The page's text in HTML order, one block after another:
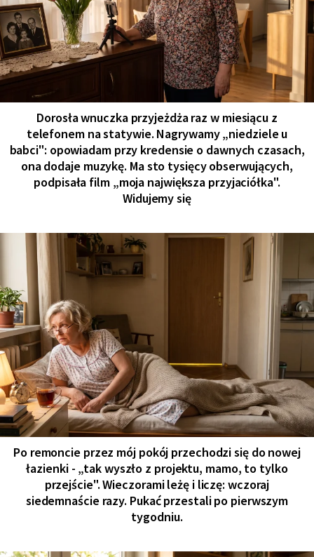
Dorosła wnuczka przyjeżdża raz w miesiącu z
telefonem na statywie. Nagrywamy „niedziele u
babci": opowiadam przy kredensie o dawnych czasach,
ona dodaje muzykę. Ma sto tysięcy obserwujących,
podpisała film „moja największa przyjaciółka".
Widujemy się
Po remoncie przez mój pokój przechodzi się do nowej
łazienki - „tak wyszło z projektu, mamo, to tylko
przejście". Wieczorami leżę i liczę: wczoraj
siedemnaście razy. Pukać przestali po pierwszym
tygodniu.